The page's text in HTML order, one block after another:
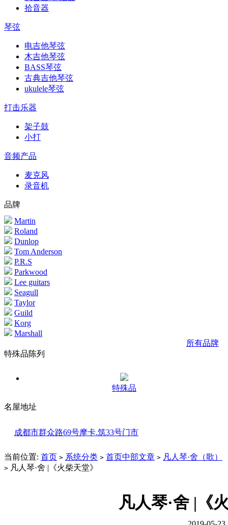
拾音器
琴弦
电吉他琴弦
木吉他琴弦
BASS琴弦
古典吉他琴弦
ukulele琴弦
打击乐器
架子鼓
小打
音频产品
麦克风
录音机
品牌
Martin
Roland
Dunlop
Tom Anderson
P.R.S
Parkwood
Lee guitars
Seagull
Taylor
Guild
Korg
Marshall
所有品牌
特殊品陈列
特殊品
名屋地址
成都市群众路69号摩卡.筑33号门市
当前位置: 首页 > 系统分类 > 首页中部文章 > 凡人琴·舍（歌）
> 凡人琴·舍 |《火柴天堂》
凡人琴·舍 |《